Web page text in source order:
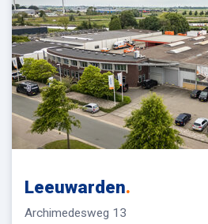
Leeuwarden.
Archimedesweg 13